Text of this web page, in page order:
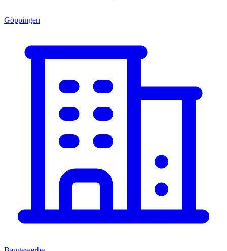
Göppingen